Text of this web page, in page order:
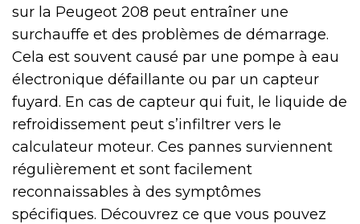
sur la Peugeot 208 peut entraîner une
surchauffe et des problèmes de démarrage.
Cela est souvent causé par une pompe à eau
électronique défaillante ou par un capteur
fuyard. En cas de capteur qui fuit, le liquide de
refroidissement peut s’infiltrer vers le
calculateur moteur. Ces pannes surviennent
régulièrement et sont facilement
reconnaissables à des symptômes
spécifiques. Découvrez ce que vous pouvez